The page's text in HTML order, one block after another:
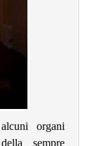
organi
sempre